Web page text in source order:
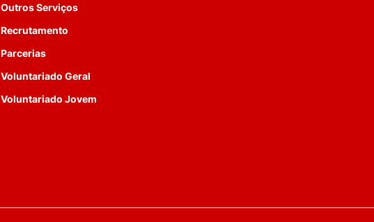
Outros Serviços
Recrutamento
Parcerias
Voluntariado Geral
Voluntariado Jovem